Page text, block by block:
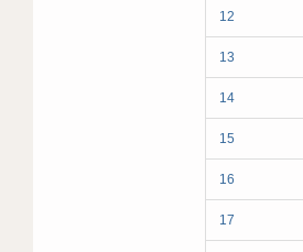
12
13
14
15
16
17